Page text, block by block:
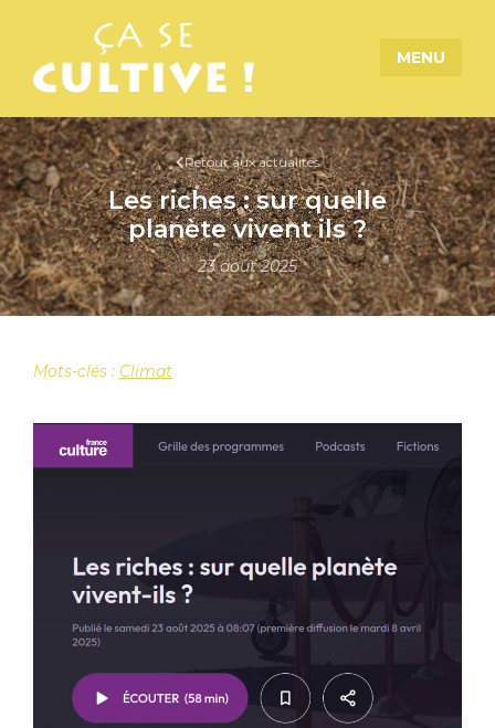
MENU
Retour aux actualités
Les riches : sur quelle
planète vivent ils ?
23 août 2025
Mots-clés : Climat